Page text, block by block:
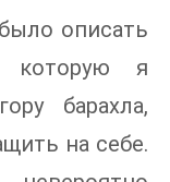
описать
которую я
барахла,
на себе.